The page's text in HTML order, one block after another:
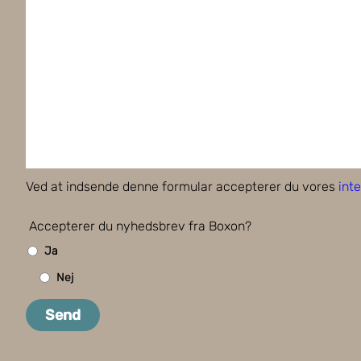
Ved at indsende denne formular accepterer du vores
Accepterer du nyhedsbrev fra Boxon?
Ja
Nej
Send